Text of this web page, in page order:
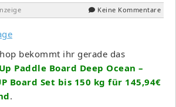
Keine Kommentare
bekommt ihr gerade das
Paddle Board Deep Ocean –
Board Set bis 150 kg für 145,94€
.